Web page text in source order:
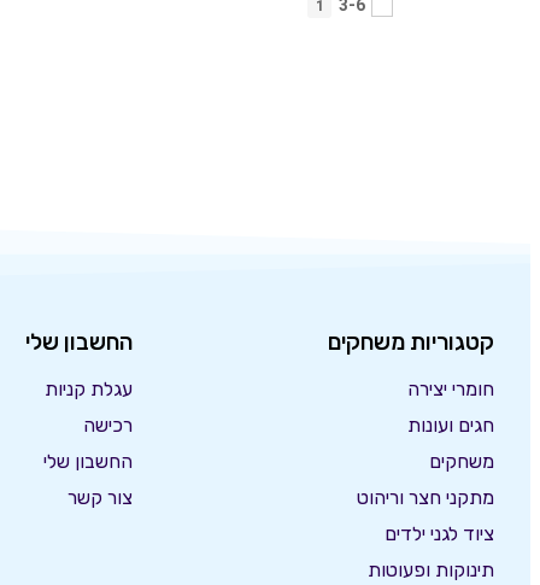
3-6
1
קטגוריות משחקים
חומרי יצירה
חגים ועונות
משחקים
מתקני חצר וריהוט
ציוד לגני ילדים
תינוקות ופעוטות
החשבון שלי
עגלת קניות
רכישה
החשבון שלי
צור קשר